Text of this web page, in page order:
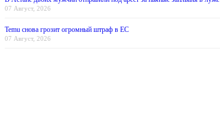
07 Август, 2026
Temu снова грозит огромный штраф в ЕС
07 Август, 2026